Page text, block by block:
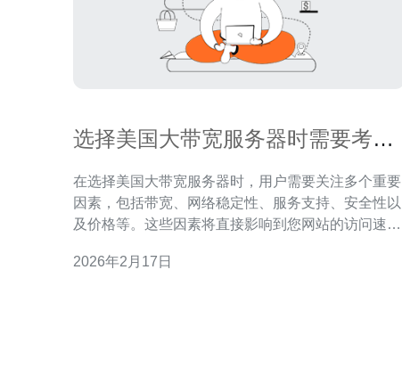
选择美国大带宽服务器时需要考虑
在选择美国大带宽服务器时，用户需要关注多个重要
因素，包括带宽、网络稳定性、服务支持、安全性以
及价格等。这些因素将直接影响到您网站的访问速
电讯作为您的理想合作伙伴，其在大带宽服务器领域
2026年2月17日